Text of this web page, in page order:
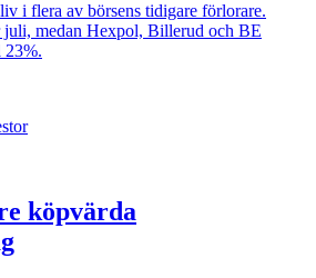
i flera av börsens tidigare förlorare.
juli, medan Hexpol, Billerud och BE
23%.
köpvärda